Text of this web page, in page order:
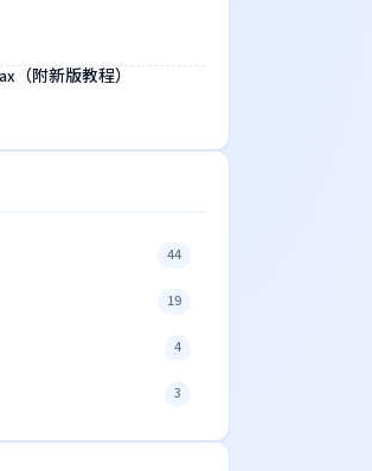
（附新版教程）
44
19
4
3